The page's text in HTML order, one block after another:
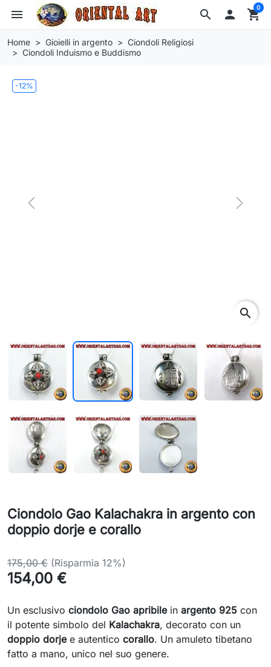
search
menu  shopping_cart
0
Home Gioielli in argento
Ciondoli Religiosi
Ciondoli Induismo e Buddismo
-12%
Previous Next
search
Ciondolo Gao Kalachakra in argento con
doppio dorje e corallo
175,00 € (Risparmia 12%)
154,00 €
Un esclusivo ciondolo Gao apribilein argento 925 con
il potente simbolo del Kalachakra, decorato con un
doppio dorjee autentico corallo. Un amuleto tibetano
fatto a mano, unico nel suo genere.